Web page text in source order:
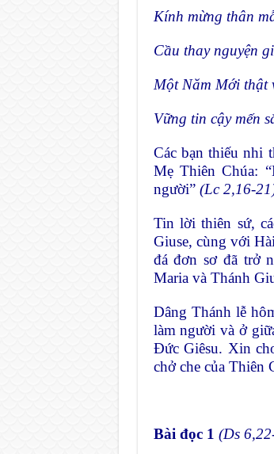
Kính mừng thân
Cầu thay nguyện
Một Năm Mới thật
Vững tin cậy mến
Các bạn thiếu nhi
Mẹ Thiên Chúa:
người” (Lc 2,16-
Tin lời thiên sứ,
Giuse, cùng với
đá đơn sơ đã trở
Maria và Thánh
Dâng Thánh lễ
làm người và ở
Đức Giêsu. Xin
chở che của Thiên
Bài đọc 1 (Ds